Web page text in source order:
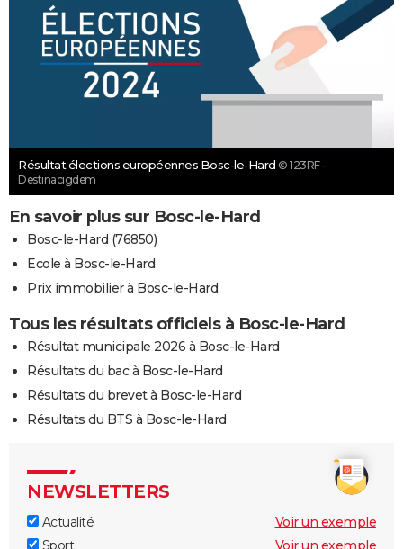
Résultat élections européennes Bosc-le-Hard © 123RF -
Destinacigdem
En savoir plus sur Bosc-le-Hard
Bosc-le-Hard (76850)
Ecole à Bosc-le-Hard
Prix immobilier à Bosc-le-Hard
Tous les résultats officiels à Bosc-le-Hard
Résultat municipale 2026 à Bosc-le-Hard
Résultats du bac à Bosc-le-Hard
Résultats du brevet à Bosc-le-Hard
Résultats du BTS à Bosc-le-Hard
NEWSLETTERS
Actualité
Voir un exemple
Sport
Voir un exemple